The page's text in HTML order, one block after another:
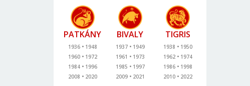
PATKÁNY
1936
1948
1960
1972
1984
1996
2008
2020
BIVALY
1937
1949
1961
1973
1985
1997
2009
2021
TIGRIS
1938
1950
1962
1974
1986
1998
2010
2022